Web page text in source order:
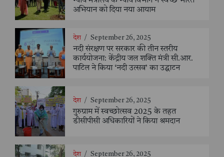
अभियान को दिया नया आयाम
देश / September 26, 2025
नदी संरक्षण पर सरकार की तीन स्तरीय
कार्ययोजना: केंद्रीय जल शक्ति मंत्री सी.आर.
पाटिल ने किया ‘नदी उत्सव’ का उद्घाटन
देश / September 26, 2025
गुरुग्राम में स्वच्छोत्सव 2025 के तहत
डीसीपीसी अधिकारियों ने किया श्रमदान
देश / September 26, 2025